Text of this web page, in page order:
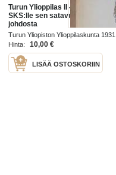
Turun Ylioppilas II - Omistettu
SKS:lle sen satavuotisjuhlan
johdosta
Turun Yliopiston Ylioppilaskunta 1931
Hinta:
10,00 €
LISÄÄ OSTOSKORIIN